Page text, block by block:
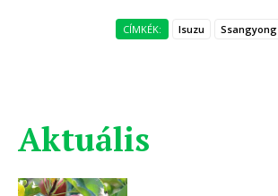
CÍMKÉK: Isuzu Ssangyong
Aktuális